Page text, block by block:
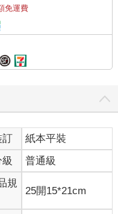
免運費
訂
紙本平裝
普通級
規
25開15*21cm